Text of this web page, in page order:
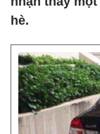
hè.